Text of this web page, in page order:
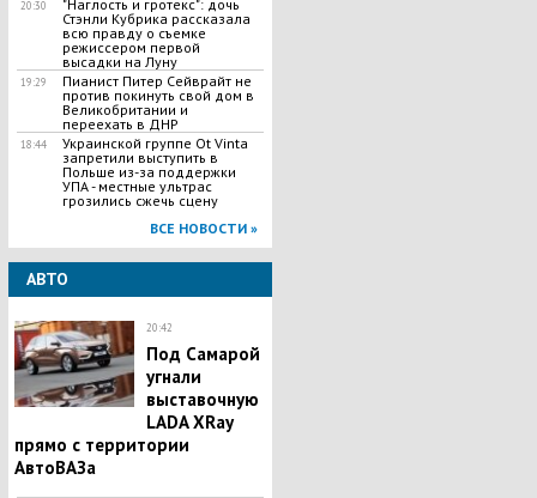
20:30
"Наглость и гротекс": дочь
Стэнли Кубрика рассказала
всю правду о съемке
режиссером первой
высадки на Луну
19:29
Пианист Питер Сейврайт не
против покинуть свой дом в
Великобритании и
переехать в ДНР
18:44
Украинской группе Ot Vinta
запретили выступить в
Польше из-за поддержки
УПА - местные ультрас
грозились сжечь сцену
ВСЕ НОВОСТИ »
АВТО
20:42
Под Самарой
угнали
выставочную
LADA XRay
прямо с территории
АвтоВАЗа